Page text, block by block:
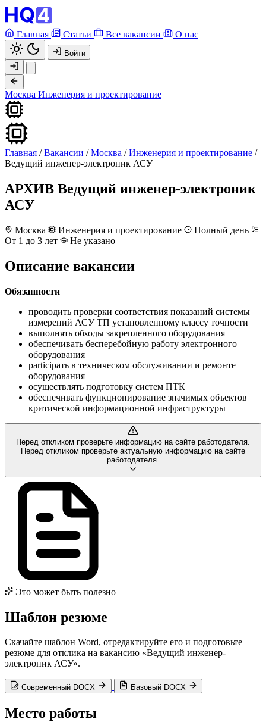
Главная Статьи Все вакансии О нас
Войти
Москва Инженерия и проектирование
Главная / Вакансии / Москва / Инженерия и проектирование /
Ведущий инженер-электроник АСУ
АРХИВ Ведущий инженер-электроник
АСУ
Москва Инженерия и проектирование
Полный день
От 1 до 3 лет
Не указано
Описание вакансии
Обязанности
проводить проверки соответствия показаний системы
измерений АСУ ТП установленному классу точности
выполнять обходы закрепленного оборудования
обеспечивать бесперебойную работу электронного
оборудования
participать в техническом обслуживании и ремонте
оборудования
осуществлять подготовку систем ПТК
обеспечивать функционирование значимых объектов
критической информационной инфраструктуры
Перед откликом проверьте информацию на сайте работодателя.
Перед откликом проверьте актуальную информацию на сайте
работодателя.
Это может быть полезно
Шаблон резюме
Скачайте шаблон Word, отредактируйте его и подготовьте
резюме для отклика на вакансию «Ведущий инженер-
электроник АСУ».
Современный DOCX Базовый DOCX
Место работы